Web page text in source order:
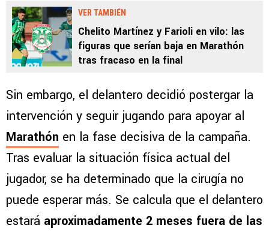
VER TAMBIÉN
Chelito Martínez y Farioli en vilo: las
figuras que serían baja en Marathón
tras fracaso en la final
Sin embargo, el delantero decidió postergar la
intervención y seguir jugando para apoyar al
Marathón en la fase decisiva de la campaña.
Tras evaluar la situación física actual del
jugador, se ha determinado que la cirugía no
puede esperar más. Se calcula que el delantero
estará aproximadamente 2 meses fuera de las